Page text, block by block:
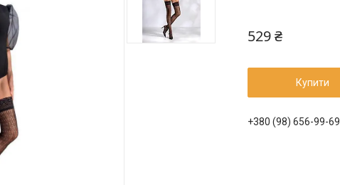
529 ₴
Купити
+380 (98) 656-99-69